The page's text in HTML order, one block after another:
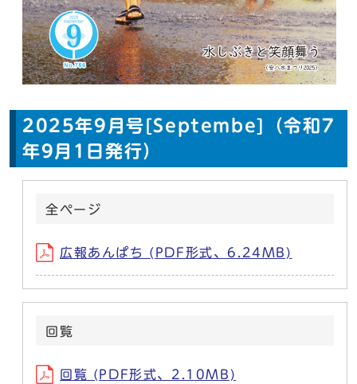
2025年9月号[Septembe]（令和7
年9月1日発行）
全ページ
広報あんぱち (PDF形式、6.24MB)
回覧
回覧 (PDF形式、2.10MB)